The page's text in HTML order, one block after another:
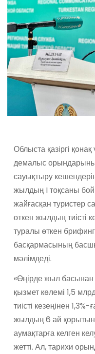
Облыста қазіргі
демалыс
сауықтыру
жылдың I тоқсаны
жайғасқан туристер
өткен жылдың тиісті
туралы өткен
басқармасының
мәлімдеді.
«Өңірде жыл басынан
қызмет көлемі 1,5
тиісті кезеңінен
жылдың 6 ай
аумақтарға келген
жетті. Ал, тарихи